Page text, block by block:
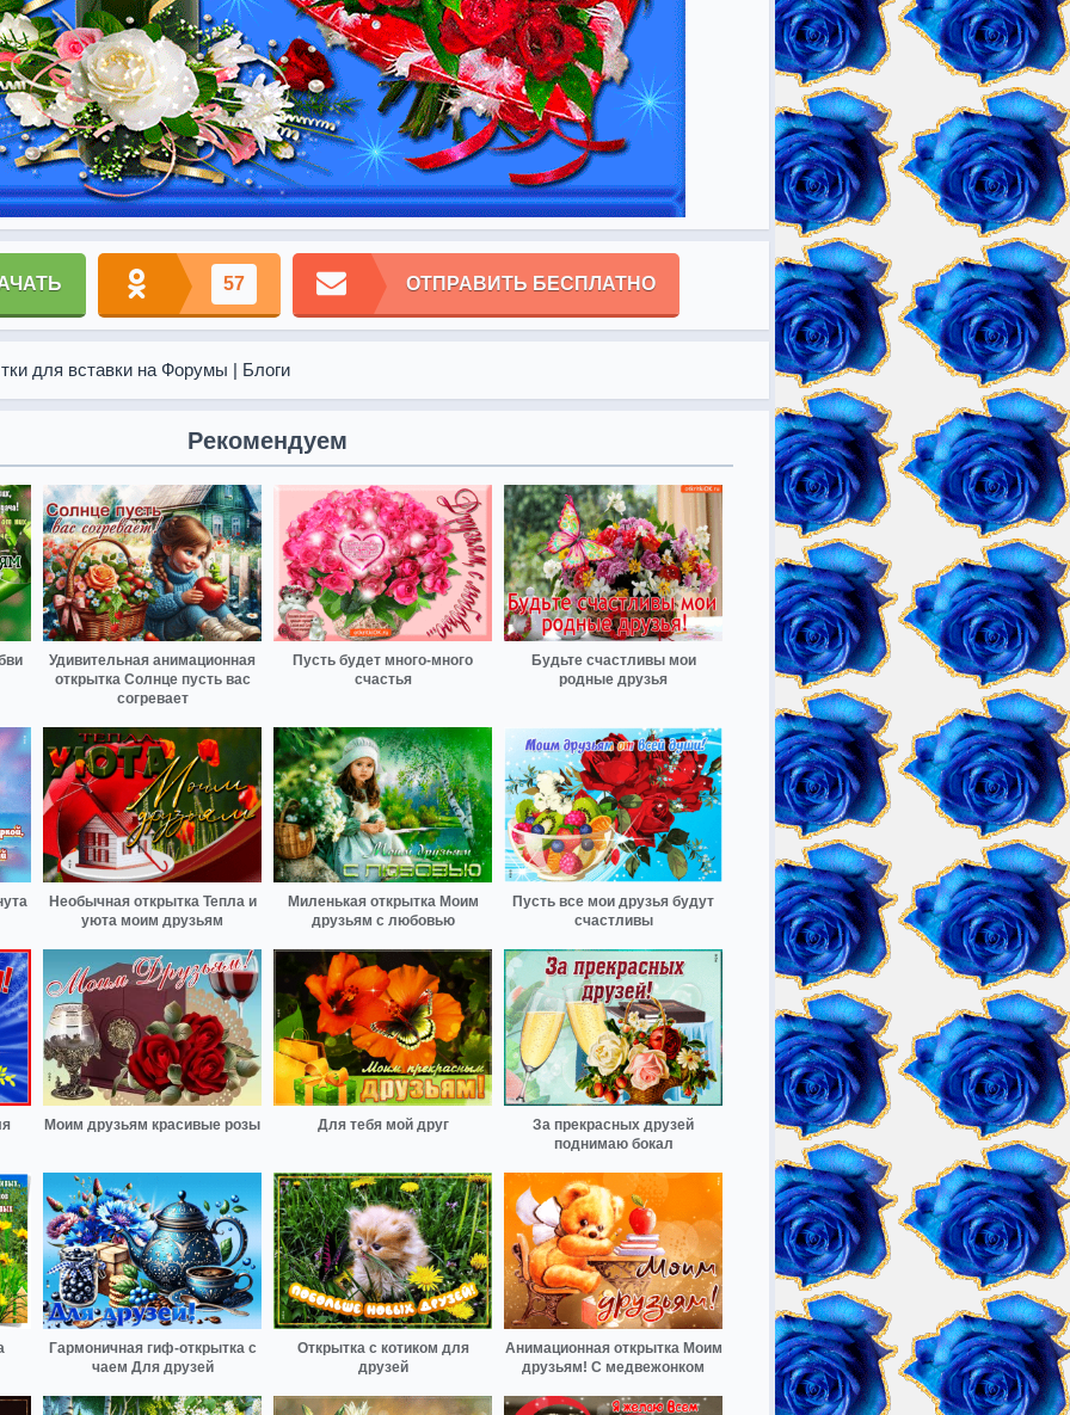
57 ОТПРАВИТЬ БЕСПЛАТНО
для вставки на Форумы | Блоги
Рекомендуем
Удивительная анимационная
открытка Солнце пусть вас
согревает
Пусть будет много-много
счастья
Будьте счастливы мои
родные друзья
Необычная открытка Тепла и
уюта моим друзьям
Миленькая открытка Моим
друзьям с любовью
Пусть все мои друзья будут
счастливы
Моим друзьям красивые розы Для тебя мой друг
За прекрасных друзей
поднимаю бокал
Гармоничная гиф-открытка с
чаем Для друзей
Открытка с котиком для
друзей
Анимационная открытка Моим
друзьям! С медвежонком